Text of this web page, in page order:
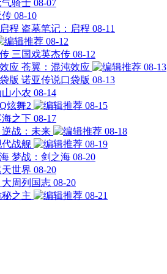
气骑士 08-07
传 08-10
盗墓笔记：启程 08-11
08-12
三国戏英杰传 08-12
苍翼：混沌效应
08-13
诺亚传说口袋版 08-13
小农 08-14
炫舞2
08-15
海之下 08-17
逆战：未来
08-18
代战舰
08-19
梦战：剑之海 08-20
世界 08-20
大周列国志 08-20
之主
08-21